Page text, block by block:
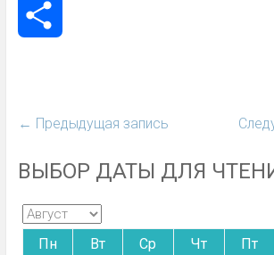
Skype
← Предыдущая запись
ВЫБОР ДАТЫ ДЛЯ
Пн Вт Ср Чт Пт